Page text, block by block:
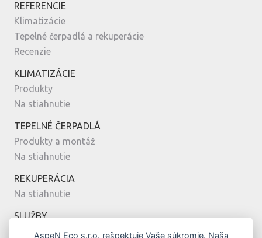
REFERENCIE
Klimatizácie
Tepelné čerpadlá a rekuperácie
Recenzie
KLIMATIZÁCIE
Produkty
Na stiahnutie
TEPELNÉ ČERPADLÁ
Produkty a montáž
Na stiahnutie
REKUPERÁCIA
Na stiahnutie
SLUŽBY
MontážAspeN Eco s.r.o. rešpektuje Vaše súkromie. Naša